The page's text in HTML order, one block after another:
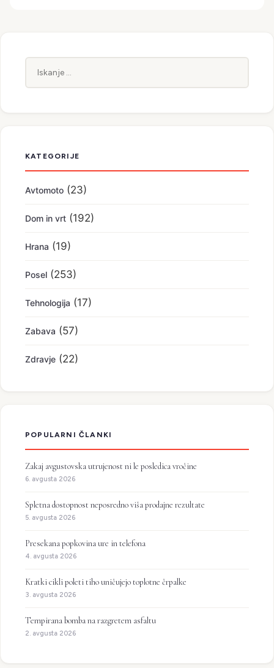
KATEGORIJE
Avtomoto (23)
Dom in vrt (192)
Hrana (19)
Posel (253)
Tehnologija (17)
Zabava (57)
Zdravje (22)
POPULARNI ČLANKI
Zakaj avgustovska utrujenost ni le posledica vročine
6. avgusta 2026
Spletna dostopnost neposredno viša prodajne rezultate
5. avgusta 2026
Presekana popkovina ure in telefona
4. avgusta 2026
Kratki cikli poleti tiho uničujejo toplotne črpalke
3. avgusta 2026
Tempirana bomba na razgretem asfaltu
2. avgusta 2026